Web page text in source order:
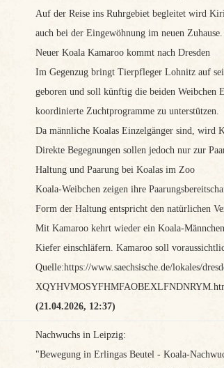
Auf der Reise ins Ruhrgebiet begleitet wird
auch bei der Eingewöhnung im neuen
Neuer Koala Kamaroo kommt nach Dresden
Im Gegenzug bringt Tierpfleger Lohnitz auf
geboren und soll künftig die beiden Weibchen
koordinierte Zuchtprogramme zu unterstützen.
Da männliche Koalas Einzelgänger sind, wird
Direkte Begegnungen sollen jedoch nur zur
Haltung und Paarung bei Koalas im Zoo
Koala-Weibchen zeigen ihre
Form der Haltung entspricht den natürlichen
Mit Kamaroo kehrt wieder ein Koala-
Kiefer einschläfern. Kamaroo soll
Quelle:https://www.saechsische.de/lokales/
(21.04.2026, 12:37)
Nachwuchs in Leipzig:
"Bewegung in Erlingas Beutel - Koala-